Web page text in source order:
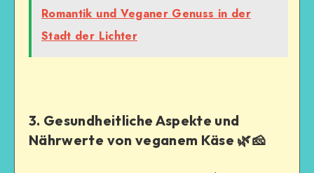
Romantik und Veganer Genuss in der
Stadt der Lichter
3. Gesundheitliche Aspekte und
Nährwerte von veganem Käse 🌿🧀